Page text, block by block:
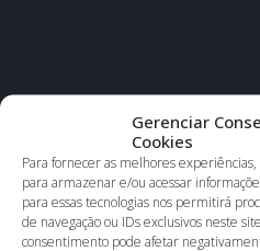
Gerenciar
Cookies
Para fornecer as melhores experiências,
para armazenar e/ou acessar
para essas tecnologias nos permitirá
de navegação ou IDs exclusivos neste
consentimento pode afetar